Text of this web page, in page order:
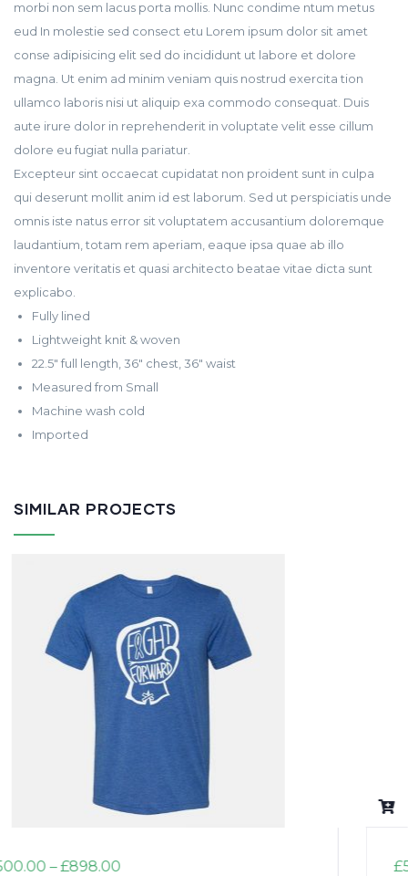
morbi non sem lacus porta mollis. Nunc condime ntum metus
eud In molestie sed consect etu Lorem ipsum dolor sit amet
conse adipisicing elit sed do incididunt ut labore et dolore
magna. Ut enim ad minim veniam quis nostrud exercita tion
ullamco laboris nisi ut aliquip exa commodo consequat. Duis
aute irure dolor in reprehenderit in voluptate velit esse cillum
dolore eu fugiat nulla pariatur.
Excepteur sint occaecat cupidatat non proident sunt in culpa
qui deserunt mollit anim id est laborum. Sed ut perspiciatis unde
omnis iste natus error sit voluptatem accusantium doloremque
laudantium, totam rem aperiam, eaque ipsa quae ab illo
inventore veritatis et quasi architecto beatae vitae dicta sunt
explicabo.
Fully lined
Lightweight knit & woven
22.5″ full length, 36″ chest, 36″ waist
Measured from Small
Machine wash cold
Imported
SIMILAR PROJECTS
£500.00